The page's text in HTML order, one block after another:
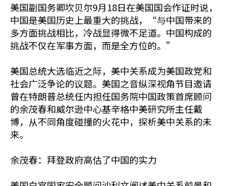
美国副国务卿坎贝尔9月18日在美国国会作证时说，
中国是美国历史上最重大的挑战，“与中国带来的
多方面挑战相比，冷战显得微不足道。中国构成的
挑战不仅在军事方面，而是全方位的。”
美国总统大选临近之际，美中关系成为美国政党和
社会广泛争论的议题。美国之音纵深视角节目邀请
曾在特朗普总统任内担任国务院中国政策首席顾问
的余茂春和威尔逊中心基辛格中美研究所主任戴
博，从不同角度碰撞的火花中，探析美中关系的未
来。
余茂春：拜登政府高估了中国的实力